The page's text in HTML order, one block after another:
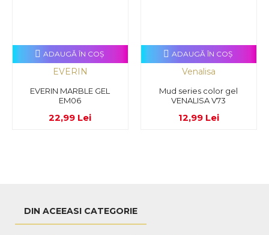
EVERIN
EVERIN MARBLE GEL
EM06
22,99 Lei
ADAUGĂ ÎN COŞ
Venalisa
Mud series color gel
VENALISA V73
12,99 Lei
ADAUGĂ ÎN COŞ
DIN ACEEASI CATEGORIE